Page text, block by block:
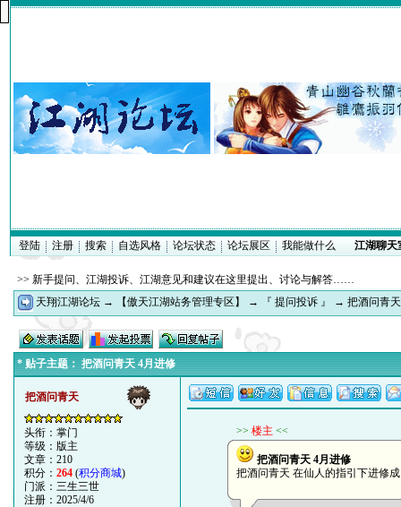
登陆 注册 搜索 自选风格 论坛状态 论坛展区 我能做什么 江湖聊天
>> 新手提问、江湖投诉、江湖意见和建议在这里提出、讨论与解答……
天翔江湖论坛 → 【傲天江湖站务管理专区】 → 『 提问投诉 』 → 把酒问青
* 贴子主题： 把酒问青天 4月进修
把酒问青天
头衔：掌门
等级：版主
文章：210
积分： 264 (积分商城)
门派：三生三世
注册：2025/4/6
>> 楼主 <<
把酒问青天 4月进修
把酒问青天 在仙人的指引下进修